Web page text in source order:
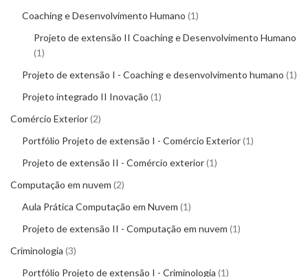
Coaching e Desenvolvimento Humano 1
Projeto de extensão II Coaching e Desenvolvimento Humano
1
Projeto de extensão I - Coaching e desenvolvimento humano 1
Projeto integrado II Inovação 1
Comércio Exterior 2
Portfólio Projeto de extensão I - Comércio Exterior 1
Projeto de extensão II - Comércio exterior 1
Computação em nuvem 2
Aula Prática Computação em Nuvem 1
Projeto de extensão II - Computação em nuvem 1
Criminologia 3
Portfólio Projeto de extensão I - Criminologia 1